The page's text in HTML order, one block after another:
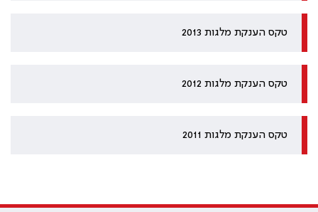
טקס הענקת מלגות 2013
טקס הענקת מלגות 2012
טקס הענקת מלגות 2011